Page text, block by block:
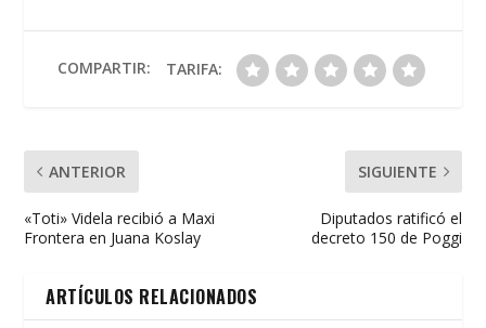
o
o
A
p
ar
ti
COMPARTIR: TARIFA:
ANTERIOR
«Toti» Videla recibió a Maxi
Frontera en Juana Koslay
SIGUIENTE
Diputados ratificó el
decreto 150 de Poggi
ARTÍCULOS RELACIONADOS